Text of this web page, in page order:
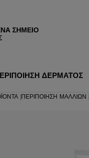
ΣΗΜΕΊΟ
ΠΕΡΙΠΟΙΗΣΗ ΔΕΡΜΑΤΟΣ
ΠΕΡΙΠΟΊΗΣΗ ΜΑΛΛΙΏΝ